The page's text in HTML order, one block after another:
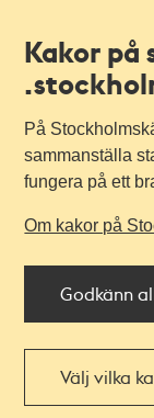
Kakor på
På
sammanställa
fungera på ett
Om kakor på
Godkänn
Välj vilka